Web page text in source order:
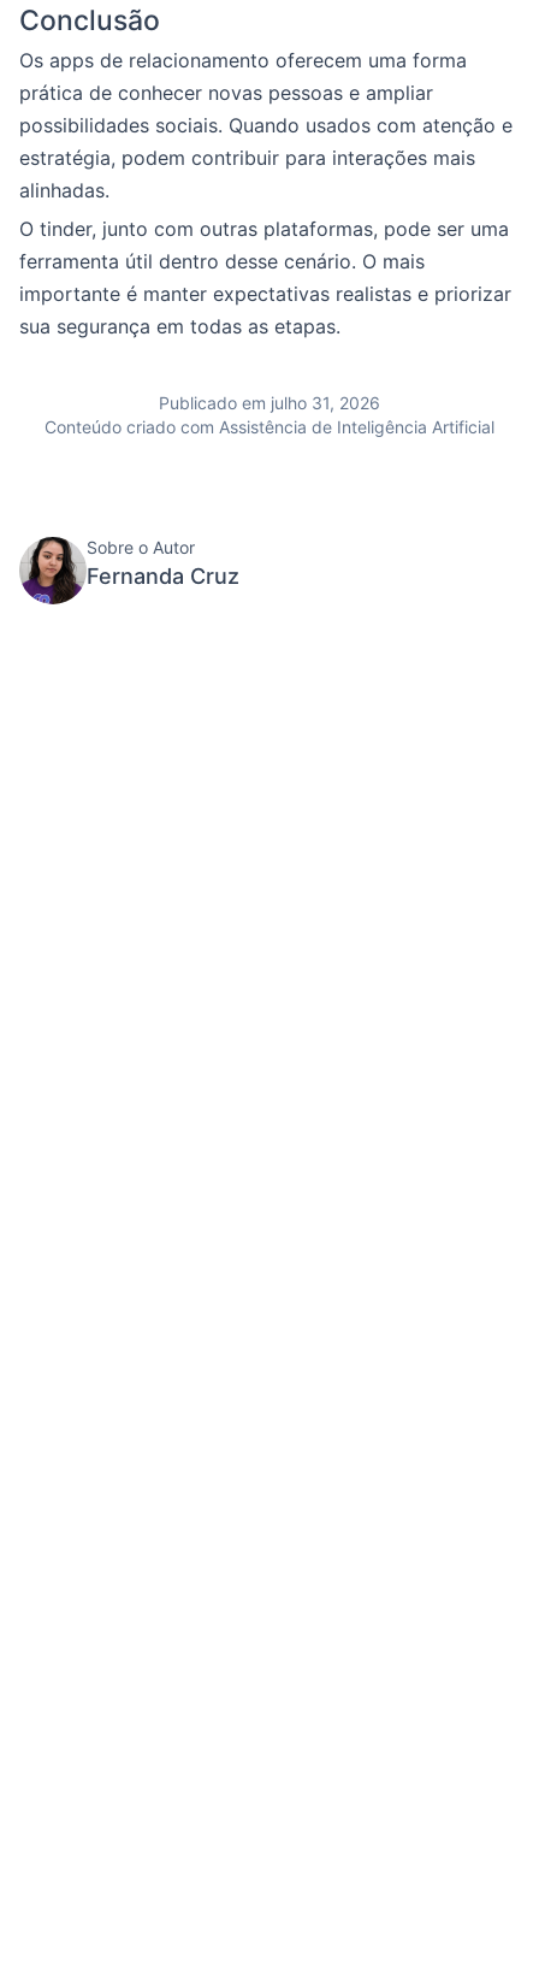
Conclusão
Os apps de relacionamento oferecem uma forma
prática de conhecer novas pessoas e ampliar
possibilidades sociais. Quando usados com atenção e
estratégia, podem contribuir para interações mais
alinhadas.
O tinder, junto com outras plataformas, pode ser uma
ferramenta útil dentro desse cenário. O mais
importante é manter expectativas realistas e priorizar
sua segurança em todas as etapas.
Publicado em julho 31, 2026
Conteúdo criado com Assistência de Inteligência Artificial
Sobre o Autor
Fernanda Cruz